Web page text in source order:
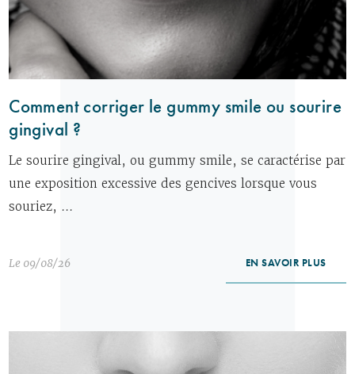
Comment corriger le gummy smile ou sourire
gingival ?
Le sourire gingival, ou gummy smile, se caractérise par
une exposition excessive des gencives lorsque vous
souriez, ...
Le 09/08/26 EN SAVOIR PLUS